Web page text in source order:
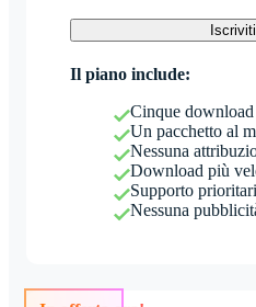
Il piano include:
Cinque
Un pacchetto al
Nessuna
Download più
Supporto
Nessuna